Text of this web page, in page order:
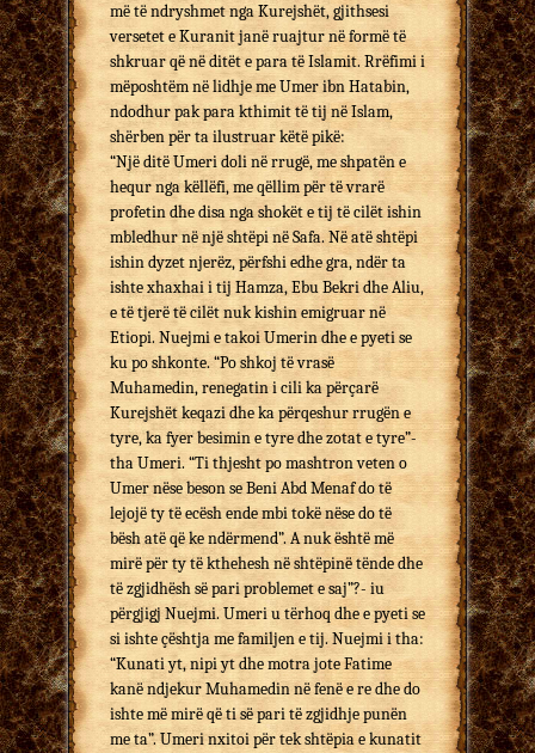
më të ndryshmet nga Kurejshët, gjithsesi
versetet e Kuranit janë ruajtur në formë të
shkruar që në ditët e para të Islamit. Rrëfimi i
mëposhtëm në lidhje me Umer ibn Hatabin,
ndodhur pak para kthimit të tij në Islam,
shërben për ta ilustruar këtë pikë:
“Një ditë Umeri doli në rrugë, me shpatën e
hequr nga këllëfi, me qëllim për të vrarë
profetin dhe disa nga shokët e tij të cilët ishin
mbledhur në një shtëpi në Safa. Në atë shtëpi
ishin dyzet njerëz, përfshi edhe gra, ndër ta
ishte xhaxhai i tij Hamza, Ebu Bekri dhe Aliu,
e të tjerë të cilët nuk kishin emigruar në
Etiopi. Nuejmi e takoi Umerin dhe e pyeti se
ku po shkonte. “Po shkoj të vrasë
Muhamedin, renegatin i cili ka përçarë
Kurejshët keqazi dhe ka përqeshur rrugën e
tyre, ka fyer besimin e tyre dhe zotat e tyre”-
tha Umeri. “Ti thjesht po mashtron veten o
Umer nëse beson se Beni Abd Menaf do të
lejojë ty të ecësh ende mbi tokë nëse do të
bësh atë që ke ndërmend”. A nuk është më
mirë për ty të kthehesh në shtëpinë tënde dhe
të zgjidhësh së pari problemet e saj”?- iu
përgjigj Nuejmi. Umeri u tërhoq dhe e pyeti se
si ishte çështja me familjen e tij. Nuejmi i tha:
“Kunati yt, nipi yt dhe motra jote Fatime
kanë ndjekur Muhamedin në fenë e re dhe do
ishte më mirë që ti së pari të zgjidhje punën
me ta”. Umeri nxitoi për tek shtëpia e kunatit